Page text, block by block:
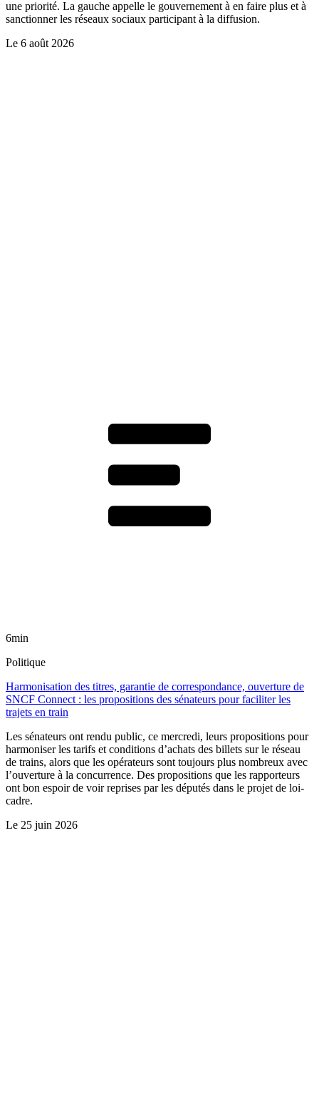
une priorité. La gauche appelle le gouvernement à en faire plus et à
sanctionner les réseaux sociaux participant à la diffusion.
Le 6 août 2026
6min
Politique
Harmonisation des titres, garantie de correspondance, ouverture de
SNCF Connect : les propositions des sénateurs pour faciliter les
trajets en train
Les sénateurs ont rendu public, ce mercredi, leurs propositions pour
harmoniser les tarifs et conditions d’achats des billets sur le réseau
de trains, alors que les opérateurs sont toujours plus nombreux avec
l’ouverture à la concurrence. Des propositions que les rapporteurs
ont bon espoir de voir reprises par les députés dans le projet de loi-
cadre.
Le 25 juin 2026